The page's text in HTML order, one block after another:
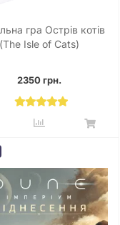
гра Острів котів
(The Isle of Cats)
2350 грн.